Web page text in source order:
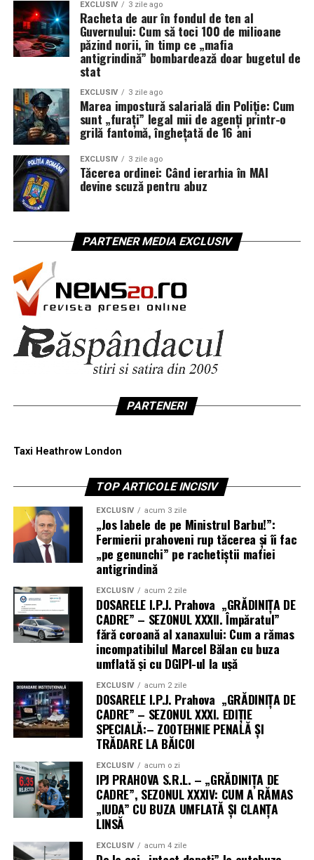
EXCLUSIV 3 zile ago
Racheta de aur în fondul de ten al
Guvernului: Cum să toci 100 de milioane
păzind norii, în timp ce „mafia
antigrindină” bombardează doar bugetul de
stat
EXCLUSIV 3 zile ago
Marea impostură salarială din Poliție: Cum
sunt „furați” legal mii de agenți printr-o
grilă fantomă, înghețată de 16 ani
EXCLUSIV 3 zile ago
Tăcerea ordinei: Când ierarhia în MAI
devine scuză pentru abuz
PARTENER MEDIA EXCLUSIV
PARTENERI
Taxi Heathrow London
TOP ARTICOLE INCISIV
EXCLUSIV acum 3 zile
„Jos labele de pe Ministrul Barbu!”:
Fermierii prahoveni rup tăcerea și îi fac
„pe genunchi” pe rachetiștii mafiei
antigrindină
EXCLUSIV acum 2 zile
DOSARELE I.P.J. Prahova „GRĂDINIȚA DE
CADRE” – SEZONUL XXXII. Împăratul”
fără coroană al xanaxului: Cum a rămas
incompatibilul Marcel Bălan cu buza
umflată și cu DGIPI-ul la ușă
EXCLUSIV acum 2 zile
DOSARELE I.P.J. Prahova „GRĂDINIȚA DE
CADRE” – SEZONUL XXXI. EDIȚIE
SPECIALĂ:– ZOOTEHNIE PENALĂ ȘI
TRĂDARE LA BĂICOI
EXCLUSIV acum o zi
IPJ PRAHOVA S.R.L. – „GRĂDINIȚA DE
CADRE”, SEZONUL XXXIV: CUM A RĂMAS
„IUDA” CU BUZA UMFLATĂ ȘI CLANȚA
LINSĂ
EXCLUSIV acum 4 zile